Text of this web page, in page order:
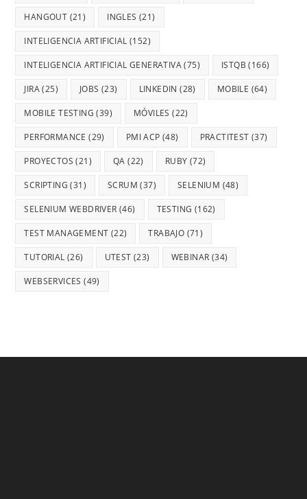
HANGOUT (21) INGLES (21)
INTELIGENCIA ARTIFICIAL (152)
INTELIGENCIA ARTIFICIAL GENERATIVA(75) ISTQB (166)
JIRA(25) JOBS (23) LINKEDIN (28) MOBILE (64)
MOBILE TESTING (39) MÓVILES (22)
PERFORMANCE (29) PMI ACP (48) PRACTITEST (37)
PROYECTOS (21) QA (22) RUBY (72)
SCRIPTING (31) SCRUM (37) SELENIUM (48)
SELENIUM WEBDRIVER (46) TESTING (162)
TEST MANAGEMENT (22) TRABAJO (71)
TUTORIAL (26) UTEST (23) WEBINAR (34)
WEBSERVICES (49)